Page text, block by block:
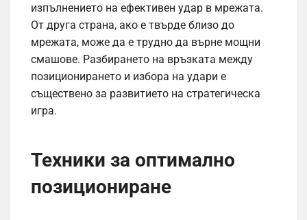
изпълнението на ефективен удар в мрежата.
От друга страна, ако е твърде близо до
мрежата, може да е трудно да върне мощни
смашове. Разбирането на връзката между
позиционирането и избора на удари е
съществено за развитието на стратегическа
игра.
Техники за оптимално
позициониране